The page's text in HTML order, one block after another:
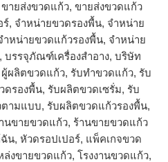
ายส่งขวดแก้ว, ขายส่งขวดแก้ว
, จำหน่ายขวดรองพื้น, จำหน่าย
หน่ายขวดแก้วรองพื้น, จําหน่าย
รรจุภัณฑ์เครื่องสำอาง, บริษัท
ผลิตขวดแก้ว, รับทำขวดแก้ว, รับ
รองพื้น, รับผลิตขวดเซรั่ม, รับ
ามแบบ, รับผลิตขวดแก้วรองพื้น,
ขายขวดแก้ว, ร้านขายขวดแก้ว
น, หัวดรอปเปอร์, แพ็คเกจขวด
ล่งขายขวดแก้ว, โรงงานขวดแก้ว,